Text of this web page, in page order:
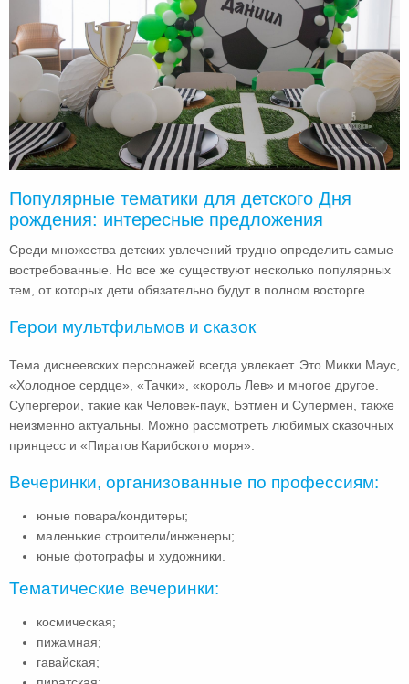
Популярные тематики для детского Дня
рождения: интересные предложения
Среди множества детских увлечений трудно определить самые
востребованные. Но все же существуют несколько популярных
тем, от которых дети обязательно будут в полном восторге.
Герои мультфильмов и сказок
Тема диснеевских персонажей всегда увлекает. Это Микки Маус,
«Холодное сердце», «Тачки», «король Лев» и многое другое.
Супергерои, такие как Человек-паук, Бэтмен и Супермен, также
неизменно актуальны. Можно рассмотреть любимых сказочных
принцесс и «Пиратов Карибского моря».
Вечеринки, организованные по профессиям:
юные повара/кондитеры;
маленькие строители/инженеры;
юные фотографы и художники.
Тематические вечеринки:
космическая;
пижамная;
гавайская;